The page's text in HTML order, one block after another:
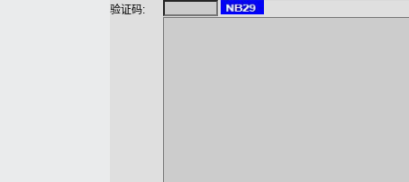
验证码: